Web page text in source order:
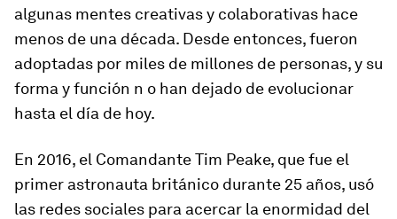
algunas mentes creativas y colaborativas hace
menos de una década. Desde entonces, fueron
adoptadas por miles de millones de personas, y su
forma y función n o han dejado de evolucionar
hasta el día de hoy.
En 2016, el Comandante Tim Peake, que fue el
primer astronauta británico durante 25 años, usó
las redes sociales para acercar la enormidad del